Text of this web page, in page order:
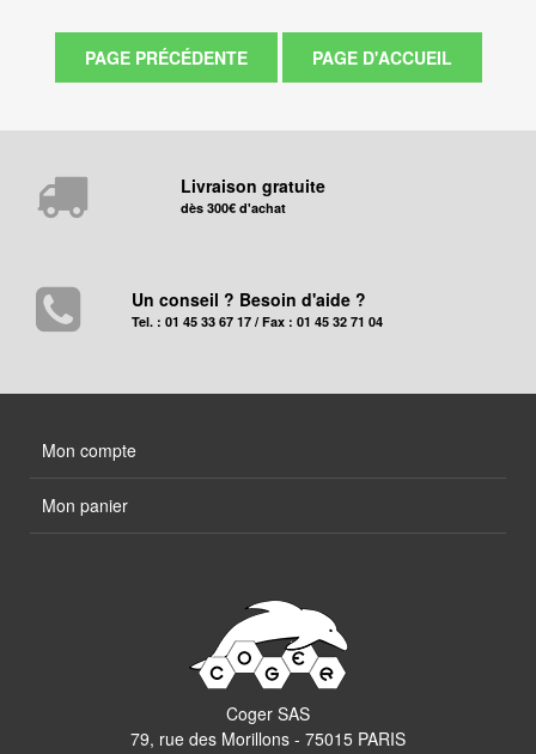
Livraison gratuite
dès 300€ d'achat
Un conseil ? Besoin d'aide ?
Tel. : 01 45 33 67 17 / Fax : 01 45 32 71 04
Mon compte
Mon panier
Coger SAS
79, rue des Morillons - 75015 PARIS